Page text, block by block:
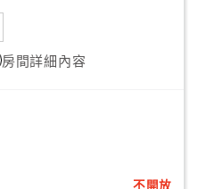
房間詳細內容
不開放